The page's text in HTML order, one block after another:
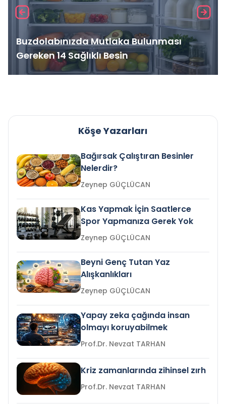
Buzdolabınızda Mutlaka Bulunması
Gereken 14 Sağlıklı Besin
Köşe Yazarları
Bağırsak Çalıştıran Besinler
Nelerdir?
Zeynep GÜÇLÜCAN
Kas Yapmak İçin Saatlerce
Spor Yapmanıza Gerek Yok
Zeynep GÜÇLÜCAN
Beyni Genç Tutan Yaz
Alışkanlıkları
Zeynep GÜÇLÜCAN
Yapay zeka çağında insan
olmayı koruyabilmek
Prof.Dr. Nevzat TARHAN
Kriz zamanlarında zihinsel zırh
Prof.Dr. Nevzat TARHAN